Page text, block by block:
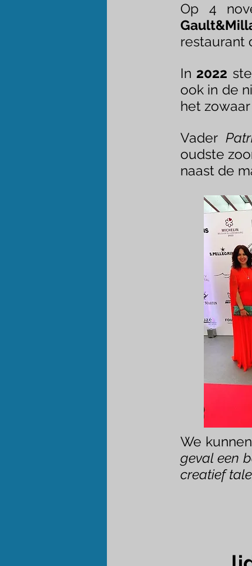
Op 4
restaurant
In 2022
ook in de
het
Vader
oudste
naast de
We
geval een
creatief